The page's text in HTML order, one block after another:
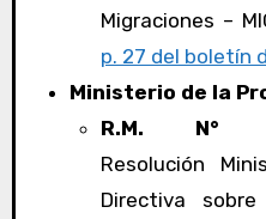
Migraciones –
p. 27 del boletín
Ministerio de la
R.M. N°
Resolución
Directiva